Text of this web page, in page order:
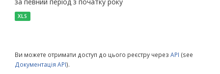
XLS
Ви можете отримати доступ до цього реєстру через API (see
Документація API).